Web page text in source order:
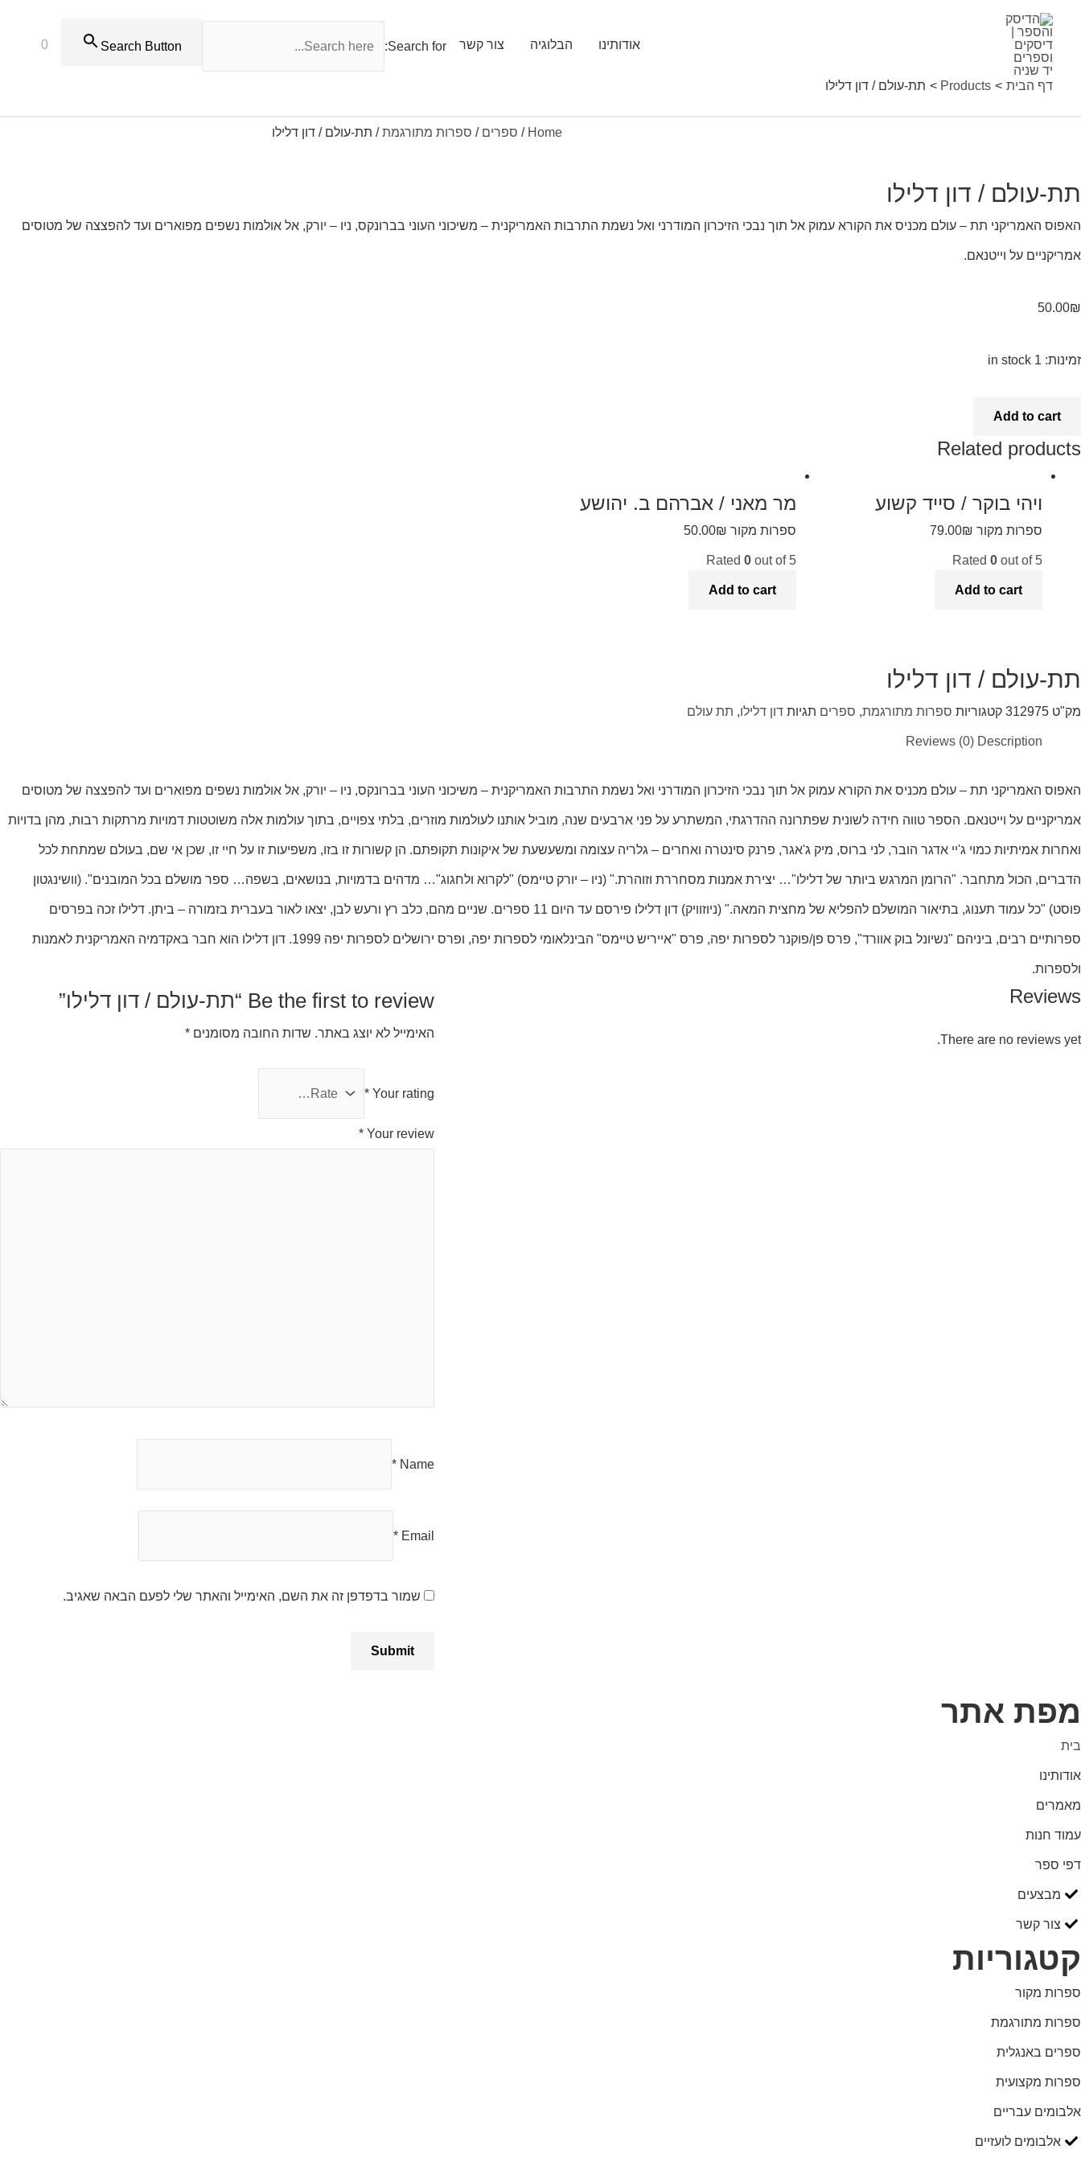
אודותינו הבלוגיה צור קשר Search for:
Search Button
0
דף הבית Products תת-עולם / דון דלילו
Home
/ ספרים / ספרות מתורגמת/ תת-עולם / דון דלילו
תת-עולם / דון דלילו
האפוס האמריקני תת – עולם מכניס את הקורא עמוק אל תוך נבכי הזיכרון המודרני ואל נשמת התרבות האמריקנית – משיכוני העוני בברונקס, ניו – יורק, אל אולמות נשפים מפוארים ועד להפצצה של מטוסים
אמריקניים על וייטנאם.
50.00₪
זמינות: 1 in stock
תת-עולם
Add to cart
Related products
ויהי בוקר / סייד קשוע
ספרות מקור 79.00₪
Rated 0 out of 5
Add to cart
מר מאני / אברהם ב. יהושע
ספרות מקור 50.00₪
Rated0 out of 5
Add to cart
תת-עולם / דון דלילו
מק"ט 312975 קטגוריות ספרות מתורגמת, ספרים תגיות דון דלילו, תת עולם
Description
Reviews (0)
האפוס האמריקני תת – עולם מכניס את הקורא עמוק אל תוך נבכי הזיכרון המודרני ואל נשמת התרבות האמריקנית – משיכוני העוני בברונקס, ניו – יורק, אל אולמות נשפים מפוארים ועד להפצצה של מטוסים
אמריקניים על וייטנאם. הספר טווה חידה לשונית שפתרונה ההדרגתי, המשתרע על פני ארבעים שנה, מוביל אותנו לעולמות מוזרים, בלתי צפויים, בתוך עולמות אלה משוטטות דמויות מרתקות רבות, מהן בדויות
ואחרות אמיתיות כמוי ג'יי אדגר הובר, לני ברוס, מיק ג'אגר, פרנק סינטרה ואחרים – גלריה עצומה ומשעשעת של איקונות תקופתם. הן קשורות זו בזו, משפיעות זו על חיי זו, שכן אי שם, בעולם שמתחת לכל
הדברים, הכול מתחבר. "הרומן המרגש ביותר של דלילו"… יצירת אמנות מסחררת וזוהרת." (ניו – יורק טיימס) "לקרוא ולחגוג"… מדהים בדמויות, בנושאים, בשפה… ספר מושלם בכל המובנים". (וושינגטון
פוסט) "כל עמוד תענוג, בתיאור המושלם להפליא של מחצית המאה." (ניוזוויק) דון דלילו פירסם עד היום 11 ספרים. שניים מהם, כלב רץ ורעש לבן, יצאו לאור בעברית בזמורה – ביתן. דלילו זכה בפרסים
ספרותיים רבים, ביניהם "נשיונל בוק אוורד", פרס פן/פוקנר לספרות יפה, פרס "אייריש טיימס" הבינלאומי לספרות יפה, ופרס ירושלים לספרות יפה 1999. דון דלילו הוא חבר באקדמיה האמריקנית לאמנות
ולספרות.
Reviews
There are no reviews yet.
Be the first to review “תת-עולם / דון דלילו”
האימייל לא יוצג באתר. שדות החובה מסומנים *
Your rating
*
Your review
*
Name
*
Email
*
שמור בדפדפן זה את השם, האימייל והאתר שלי לפעם הבאה שאגיב.
מפת אתר
בית
אודותינו
מאמרים
עמוד חנות
דפי ספר
מבצעים
צור קשר
קטגוריות
ספרות מקור
ספרות מתורגמת
ספרים באנגלית
ספרות מקצועית
אלבומים עבריים
אלבומים לועזיים